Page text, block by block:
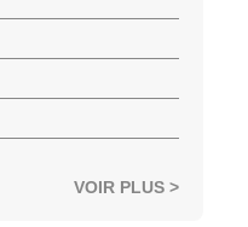
VOIR PLUS >